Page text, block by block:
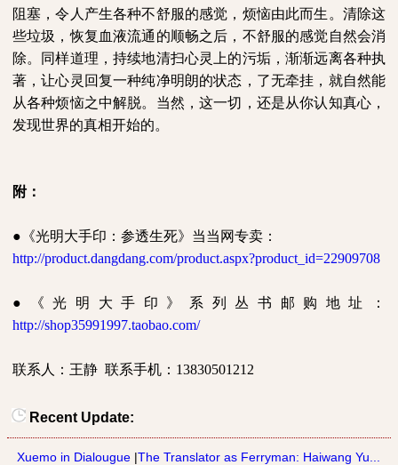
阻塞，令人产生各种不舒服的感觉，烦恼由此而生。清除这
些垃圾，恢复血液流通的顺畅之后，不舒服的感觉自然会消
除。同样道理，持续地清扫心灵上的污垢，渐渐远离各种执
著，让心灵回复一种纯净明朗的状态，了无牵挂，就自然能
从各种烦恼之中解脱。当然，这一切，还是从你认知真心，
发现世界的真相开始的。
附：
● 《光明大手印：参透生死》当当网专卖：
http://product.dangdang.com/product.aspx?product_id=22909708
●
《光明大手印》系列丛书邮购地址：
http://shop35991997.taobao.com/
联系人：王静 联系手机： 13830501212
Recent Update:
Xuemo in Dialougue |The Translator as Ferryman: Haiwang Yu...